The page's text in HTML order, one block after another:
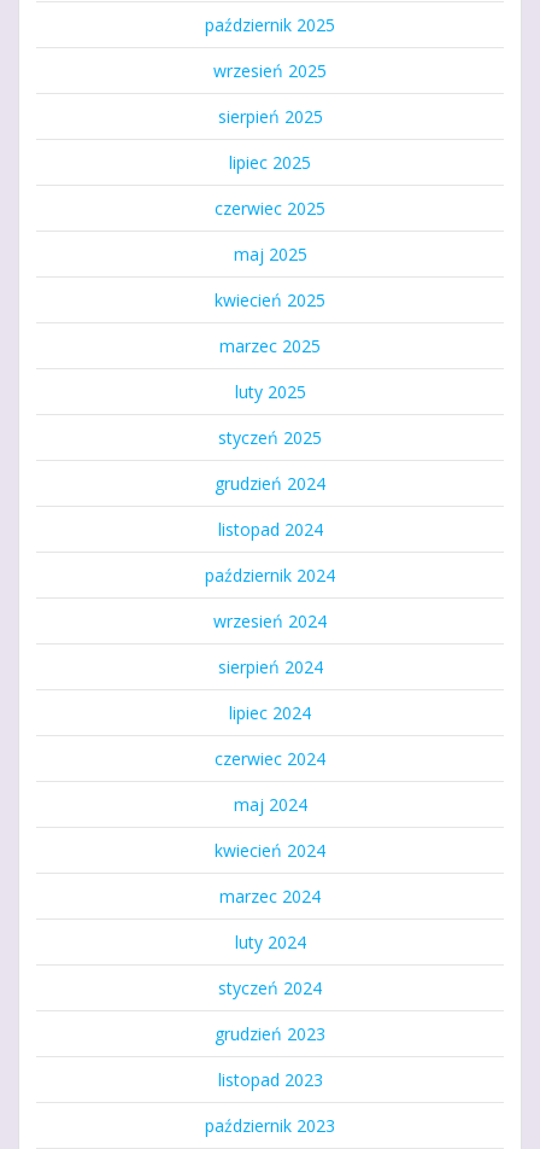
październik 2025
wrzesień 2025
sierpień 2025
lipiec 2025
czerwiec 2025
maj 2025
kwiecień 2025
marzec 2025
luty 2025
styczeń 2025
grudzień 2024
listopad 2024
październik 2024
wrzesień 2024
sierpień 2024
lipiec 2024
czerwiec 2024
maj 2024
kwiecień 2024
marzec 2024
luty 2024
styczeń 2024
grudzień 2023
listopad 2023
październik 2023